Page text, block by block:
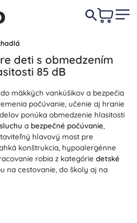
deti s obmedzením
85 dB
mäkkých vankúšikov a bezpečia
počúvanie, učenie aj hranie
ponúka obmedzenie hlasitosti
a bezpečné počúvanie,
hlavový most pre
konštrukcia, hypoalergénne
robia z kategórie detské
na cestovanie, do školy aj na